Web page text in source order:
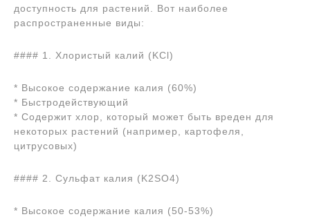
доступность для растений. Вот наиболее
распространенные виды:
#### 1. Хлористый калий (KCl)
* Высокое содержание калия (60%)
* Быстродействующий
* Содержит хлор, который может быть вреден для
некоторых растений (например, картофеля,
цитрусовых)
#### 2. Сульфат калия (K2SO4)
* Высокое содержание калия (50-53%)